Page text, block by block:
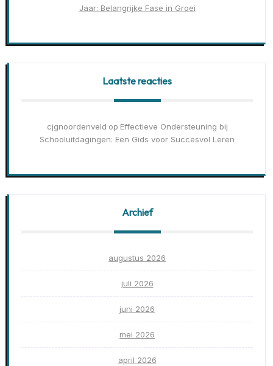
Jaar: Belangrijke Fase in Groei
Laatste reacties
cjgnoordenveld op Effectieve Ondersteuning bij
Schooluitdagingen: Een Gids voor Succesvol Leren
Archief
augustus 2026
juli 2026
juni 2026
mei 2026
april 2026